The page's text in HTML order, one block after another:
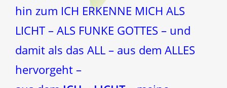
hin zum ICH ERKENNE MICH ALS
LICHT – ALS FUNKE GOTTES – und
damit als das ALL – aus dem ALLES
hervorgeht –